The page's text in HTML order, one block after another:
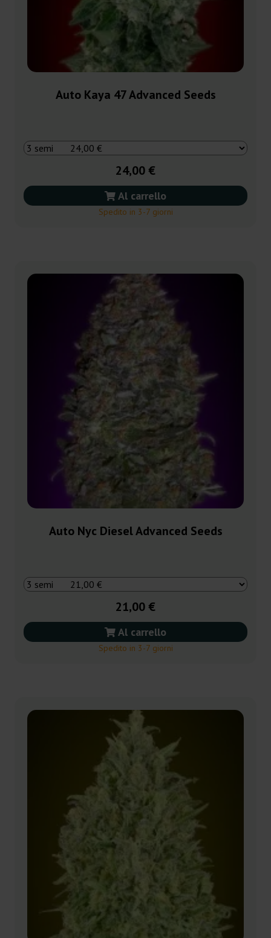
Auto Kaya 47 Advanced Seeds
24,00 €
Al carrello
Spedito in 3-7 giorni
Auto Nyc Diesel Advanced Seeds
21,00 €
Al carrello
Spedito in 3-7 giorni